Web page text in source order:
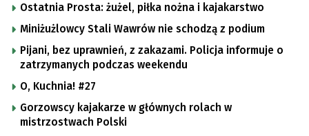
Ostatnia Prosta: żużel, piłka nożna i kajakarstwo
Miniżużlowcy Stali Wawrów nie schodzą z podium
Pijani, bez uprawnień, z zakazami. Policja informuje o
zatrzymanych podczas weekendu
O, Kuchnia! #27
Gorzowscy kajakarze w głównych rolach w
mistrzostwach Polski